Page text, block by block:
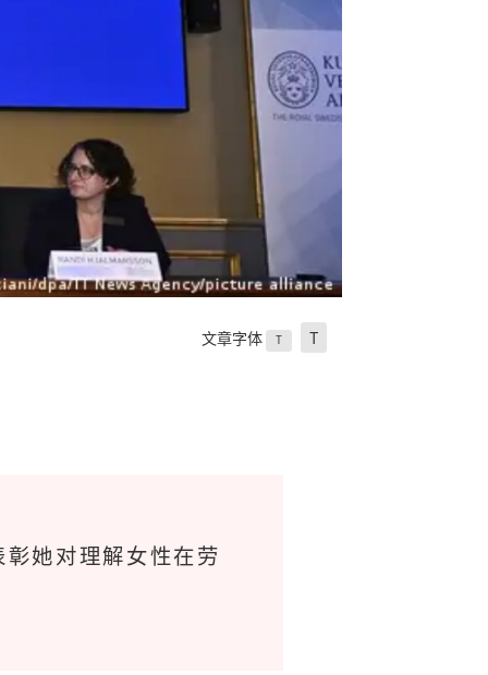
文章字体 T T
她对理解女性在劳